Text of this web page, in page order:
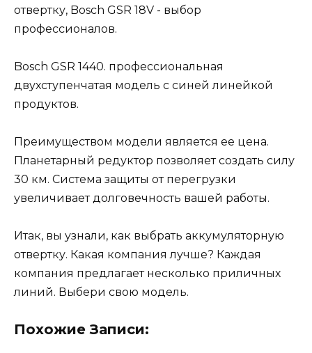
отвертку, Bosch GSR 18V ​​- выбор
профессионалов.
Bosch GSR 1440. профессиональная
двухступенчатая модель с синей линейкой
продуктов.
Преимуществом модели является ее цена.
Планетарный редуктор позволяет создать силу
30 км. Система защиты от перегрузки
увеличивает долговечность вашей работы.
Итак, вы узнали, как выбрать аккумуляторную
отвертку. Какая компания лучше? Каждая
компания предлагает несколько приличных
линий. Выбери свою модель.
Похожие Записи: